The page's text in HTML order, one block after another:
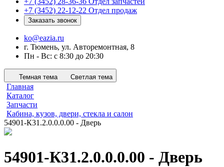
+7 (3452) 22-12-22 Отдел продаж
Заказать звонок
ko@eazia.ru
г. Тюмень, ул. Авторемонтная, 8
Пн - Вс: с 8:30 до 20:30
Темная тема Светлая тема
Главная
Каталог
Запчасти
Кабина, кузов, двери, стекла и салон
54901-К31.2.0.0.0.00 - Дверь
54901-К31.2.0.0.0.00 - Дверь